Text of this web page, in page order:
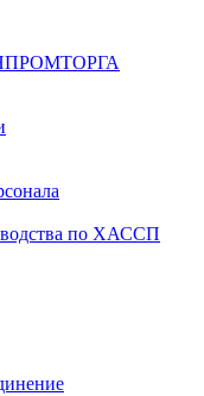
по ХАССП